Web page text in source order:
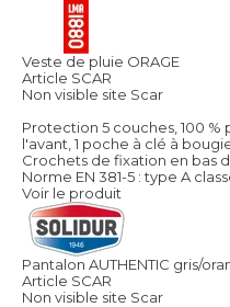
Veste de pluie ORAGE
Article SCAR
Non visible site Scar
Protection 5 couches, 100 %
l'avant, 1 poche à clé à
Crochets de fixation en bas
Norme EN 381-5 : type A
Voir le produit
Pantalon AUTHENTIC gris/
Article SCAR
Non visible site Scar